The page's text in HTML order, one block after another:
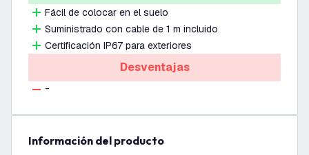
Fácil de colocar en el suelo
Suministrado con cable de 1 m incluido
Certificación IP67 para exteriores
Desventajas
-
información del producto